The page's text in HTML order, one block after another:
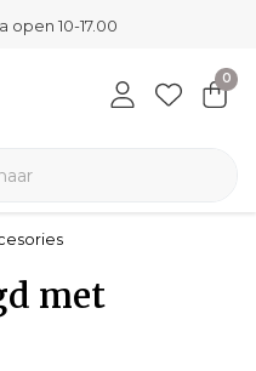
open 10-17.00
0
met